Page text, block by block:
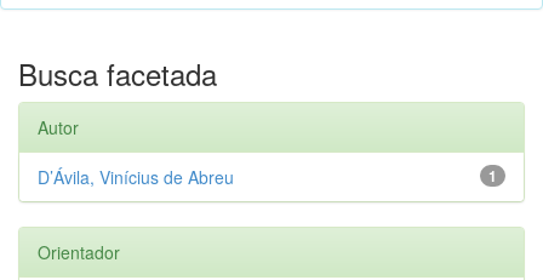
Busca facetada
Autor
1
D’Ávila, Vinícius de Abreu
Orientador